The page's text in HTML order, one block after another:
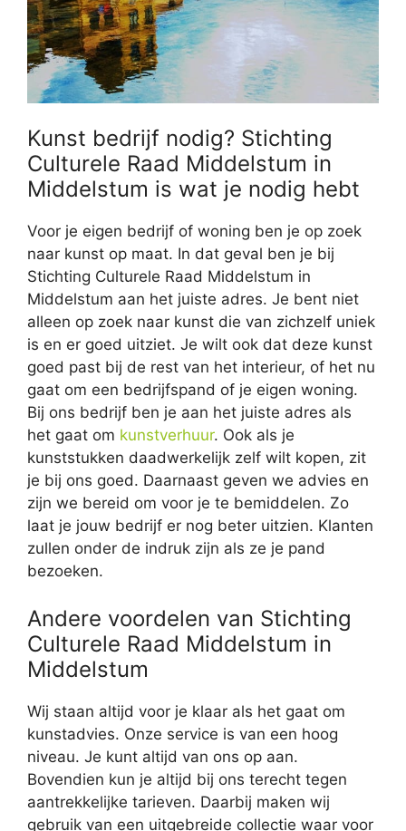
Kunst bedrijf nodig? Stichting
Culturele Raad Middelstum in
Middelstum is wat je nodig hebt
Voor je eigen bedrijf of woning ben je op zoek
naar kunst op maat. In dat geval ben je bij
Stichting Culturele Raad Middelstum in
Middelstum aan het juiste adres. Je bent niet
alleen op zoek naar kunst die van zichzelf uniek
is en er goed uitziet. Je wilt ook dat deze kunst
goed past bij de rest van het interieur, of het nu
gaat om een bedrijfspand of je eigen woning.
Bij ons bedrijf ben je aan het juiste adres als
het gaat om kunstverhuur. Ook als je
kunststukken daadwerkelijk zelf wilt kopen, zit
je bij ons goed. Daarnaast geven we advies en
zijn we bereid om voor je te bemiddelen. Zo
laat je jouw bedrijf er nog beter uitzien. Klanten
zullen onder de indruk zijn als ze je pand
bezoeken.
Andere voordelen van Stichting
Culturele Raad Middelstum in
Middelstum
Wij staan altijd voor je klaar als het gaat om
kunstadvies. Onze service is van een hoog
niveau. Je kunt altijd van ons op aan.
Bovendien kun je altijd bij ons terecht tegen
aantrekkelijke tarieven. Daarbij maken wij
gebruik van een uitgebreide collectie waar voor